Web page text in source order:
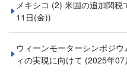
メキシコ (2) 米国の追加関税
11日(金))
ウィーンモーターシンポジ
ィの実現に向けて (2025年